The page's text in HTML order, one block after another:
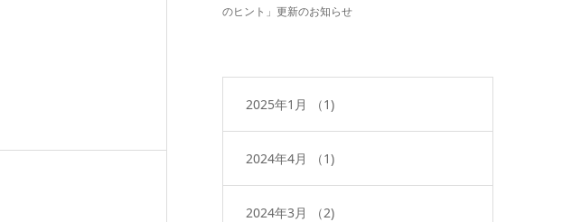
のヒント」更新のお知らせ
2025年1月 （1)
2024年4月 （1)
2024年3月 （2)